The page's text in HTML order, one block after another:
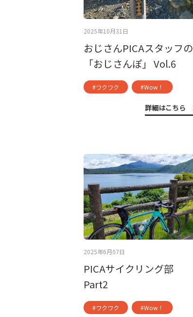
2025年10月31日
おじさんPICAスタッフの
「おじさんぽ」 Vol.6
#ワクワク #Wow！
詳細はこちら
2025年6月07日
PICAサイクリング部
Part2
#ワクワク #Wow！